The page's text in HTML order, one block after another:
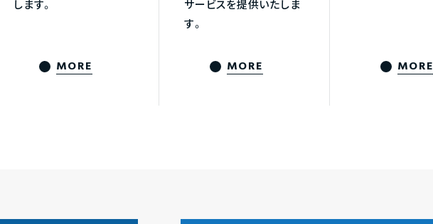
します。
MORE
サービスを提供いたしま
す。
MORE MORE